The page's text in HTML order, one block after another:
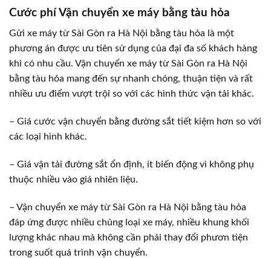
Cước phí Vận chuyển xe máy bằng tàu hỏa
Gửi xe máy từ Sài Gòn ra Hà Nội bằng tàu hỏa là một
phương án được ưu tiên sử dụng của đại đa số khách hàng
khi có nhu cầu. Vận chuyển xe máy từ Sài Gòn ra Hà Nội
bằng tàu hỏa mang đến sự nhanh chóng, thuận tiện và rất
nhiều ưu điểm vượt trội so với các hình thức vận tải khác.
– Giá cước vận chuyển bằng đường sắt tiết kiệm hơn so với
các loại hình khác.
– Giá vận tải đường sắt ổn định, ít biến động vì không phụ
thuộc nhiều vào giá nhiên liệu.
– Vận chuyển xe máy từ Sài Gòn ra Hà Nội bằng tàu hỏa
đáp ứng được nhiều chủng loại xe máy, nhiều khung khối
lượng khác nhau mà không cần phải thay đổi phươn tiện
trong suốt quá trình vận chuyển.